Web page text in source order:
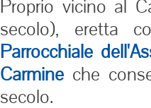
Proprio vicino al
secolo), eretta
Parrocchiale
Carmine che
secolo.